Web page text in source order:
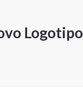
Logotipo